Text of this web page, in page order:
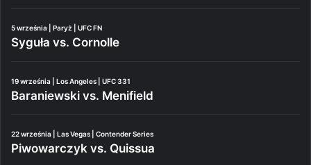
5 września | Paryż | UFC FN
Syguła vs. Cornolle
19 września | Los Angeles | UFC 331
Baraniewski vs. Menifield
22 września | Las Vegas | Contender Series
Piwowarczyk vs. Quissua